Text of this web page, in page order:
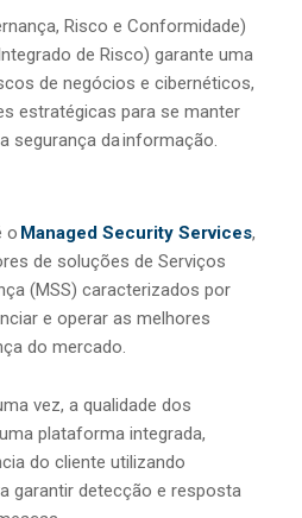
Risco e Conformidade)
de Risco) garante uma
de negócios e cibernéticos,
estratégicas para se manter
segurança da informação.
o Managed Security Services,
de soluções de Serviços
(MSS) caracterizados por
e operar as melhores
do mercado.
vez, a qualidade dos
plataforma integrada,
do cliente utilizando
garantir detecção e resposta